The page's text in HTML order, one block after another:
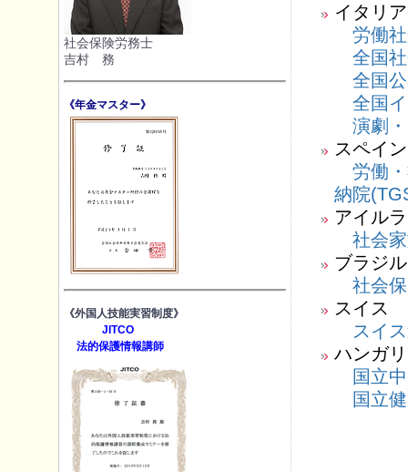
イタリア
労働
全国
全国
全国
演劇
スペイン
労働
納院
アイル
社会
ブラジル
社会
スイス
スイ
ハンガ
国立
国立
社会保険労務士
吉村 務
《年金マスター》
《外国人技能実習制度》
JITCO
法的保護情報講師